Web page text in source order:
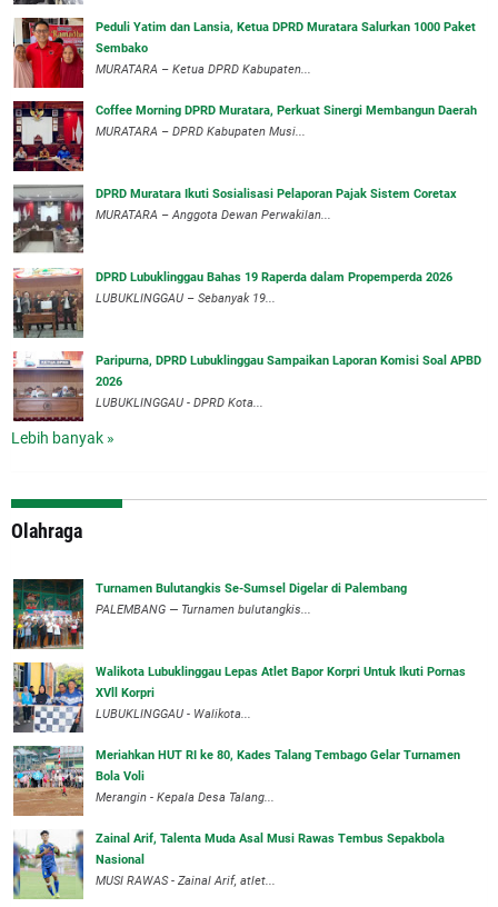
Peduli Yatim dan Lansia, Ketua DPRD Muratara Salurkan 1000 Paket
Sembako
MURATARA – Ketua DPRD Kabupaten...
Coffee Morning DPRD Muratara, Perkuat Sinergi Membangun Daerah
MURATARA – DPRD Kabupaten Musi...
DPRD Muratara Ikuti Sosialisasi Pelaporan Pajak Sistem Coretax
MURATARA – Anggota Dewan Perwakilan...
DPRD Lubuklinggau Bahas 19 Raperda dalam Propemperda 2026
LUBUKLINGGAU – Sebanyak 19...
Paripurna, DPRD Lubuklinggau Sampaikan Laporan Komisi Soal APBD
2026
LUBUKLINGGAU - DPRD Kota...
Lebih banyak »
Olahraga
Turnamen Bulutangkis Se-Sumsel Digelar di Palembang
PALEMBANG — Turnamen bulutangkis...
Walikota Lubuklinggau Lepas Atlet Bapor Korpri Untuk Ikuti Pornas
XVll Korpri
LUBUKLINGGAU - Walikota...
Meriahkan HUT RI ke 80, Kades Talang Tembago Gelar Turnamen
Bola Voli
Merangin - Kepala Desa Talang...
Zainal Arif, Talenta Muda Asal Musi Rawas Tembus Sepakbola
Nasional
MUSI RAWAS - Zainal Arif, atlet...